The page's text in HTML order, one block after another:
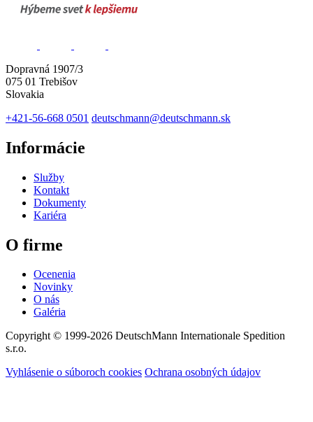
Dopravná 1907/3
075 01 Trebišov
Slovakia
+421-56-668 0501 deutschmann@deutschmann.sk
Informácie
Služby
Kontakt
Dokumenty
Kariéra
O firme
Ocenenia
Novinky
O nás
Galéria
Copyright © 1999-2026 DeutschMann Internationale Spedition
s.r.o.
Vyhlásenie o súboroch cookies Ochrana osobných údajov